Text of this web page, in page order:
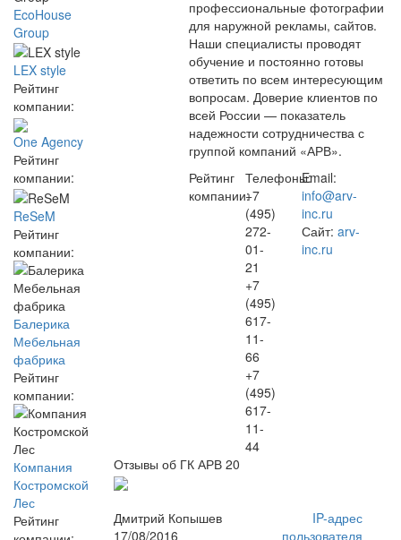
EcoHouse
Group
LEX style
Рейтинг
компании:
One Agency
Рейтинг
компании:
ReSeM
Рейтинг
компании:
Балерика
Мебельная
фабрика
Рейтинг
компании:
Компания
Костромской
Лес
Рейтинг
профессиональные фотографии
для наружной рекламы, сайтов.
Наши специалисты проводят
обучение и постоянно готовы
ответить по всем интересующим
вопросам. Доверие клиентов по
всей России — показатель
надежности сотрудничества с
группой компаний «АРВ».
Рейтинг
компании:
Телефоны:
+7
(495)
272-
01-
21
+7
(495)
617-
11-
66
+7
(495)
617-
11-
44
Email:
info@arv-
inc.ru
Сайт: arv-
inc.ru
Отзывы об ГК АРВ 20
Дмитрий Копышев
17/08/2016
IP-адрес
пользователя